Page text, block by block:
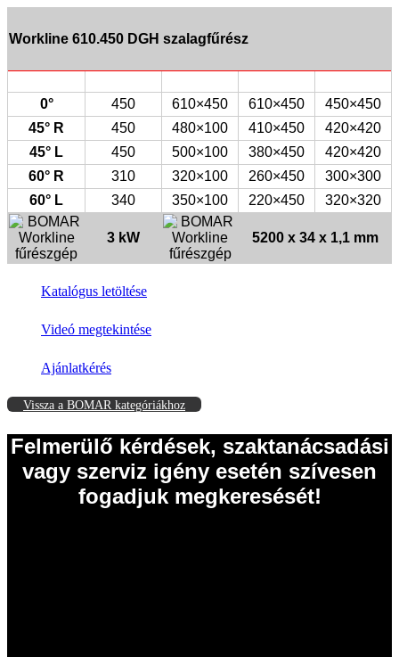
Workline 610.450 DGH szalagfűrész
0° 450 610×450 610×450
450×450
45° R
450 480×100 410×450
420×420
45° L
450 500×100 380×450
420×420
60° R
310 320×100 260×450
300×300
60° L
340 350×100 220×450 320×320
3 kW 5200 x 34 x 1,1 mm
Katalógus letöltése
Videó megtekintése
Ajánlatkérés
Vissza a BOMAR kategóriákhoz
Felmerülő kérdések, szaktanácsadási
vagy szerviz igény esetén szívesen
fogadjuk megkeresését!